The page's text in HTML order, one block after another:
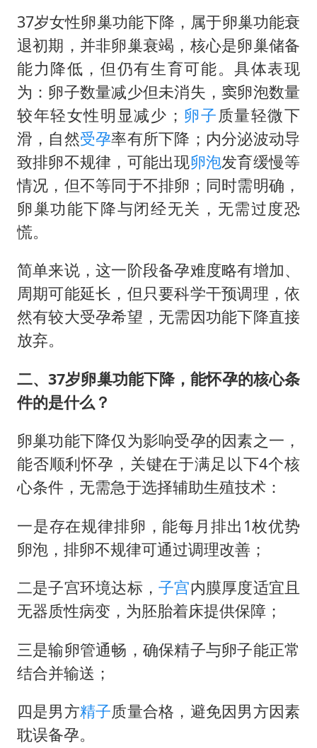
37岁女性卵巢功能下降，属于卵巢功能衰
退初期，并非卵巢衰竭，核心是卵巢储备
能力降低，但仍有生育可能。具体表现
为：卵子数量减少但未消失，窦卵泡数量
较年轻女性明显减少； 卵子质量轻微下
滑，自然受孕率有所下降；内分泌波动导
致排卵不规律，可能出现卵泡发育缓慢等
情况，但不等同于不排卵；同时需明确，
卵巢功能下降与闭经无关，无需过度恐
慌。
简单来说，这一阶段备孕难度略有增加、
周期可能延长，但只要科学干预调理，依
然有较大受孕希望，无需因功能下降直接
放弃。
二、37岁卵巢功能下降，能怀孕的核心条
件的是什么？
卵巢功能下降仅为影响受孕的因素之一，
能否顺利怀孕，关键在于满足以下4个核
心条件，无需急于选择辅助生殖技术：
一是存在规律排卵，能每月排出1枚优势
卵泡，排卵不规律可通过调理改善；
二是子宫环境达标，子宫内膜厚度适宜且
无器质性病变，为胚胎着床提供保障；
三是输卵管通畅，确保精子与卵子能正常
结合并输送；
四是男方精子质量合格，避免因男方因素
耽误备孕。